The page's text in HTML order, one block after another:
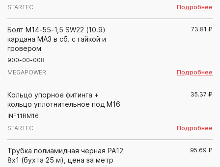
STARTEC
Подробнее
Болт М14-55-1,5 SW22 (10.9)
кардана МАЗ в сб. с гайкой и
гровером
900-00-008
MEGAPOWER
73.81 ₽
Подробнее
Кольцо упорное фитинга +
кольцо уплотнительное под М16
INF11RM16
STARTEC
35.37 ₽
Подробнее
Трубка полиамидная черная PA12
8х1 (бухта 25 м), цена за метр
95.69 ₽